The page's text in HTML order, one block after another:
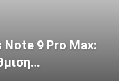
Note 9 Pro Max: